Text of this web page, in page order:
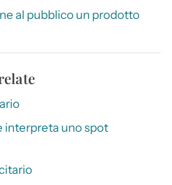
al pubblico un prodotto
interpreta uno spot